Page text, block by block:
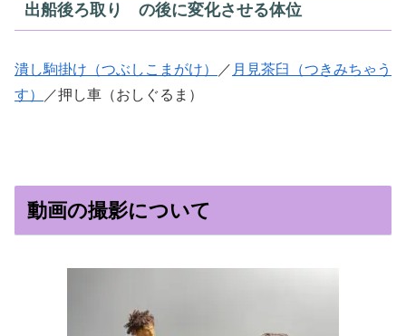
出船後ろ取り の後に変化させる体位
潰し駒掛け（つぶしこまがけ） ／ 月見茶臼（つきみちゃう
す）
／押し車（おしぐるま）
動画の撮影について